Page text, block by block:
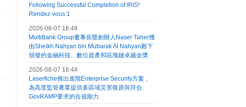
Following Successful Completion of IRIS²
Rendez-vous 1
2026-08-07 16:49
MultiBank Group董事長暨創辦人Naser Taher獲
由Sheikh Nahyan bin Mubarak Al Nahyan殿下
頒發的金融科技、數位資產和區塊鏈卓越金獎
2026-08-07 16:44
Laserfiche推出進階Enterprise Security方案，
為高度監管產業提供多區域災害復原與符合
GovRAMP要求的合規能力